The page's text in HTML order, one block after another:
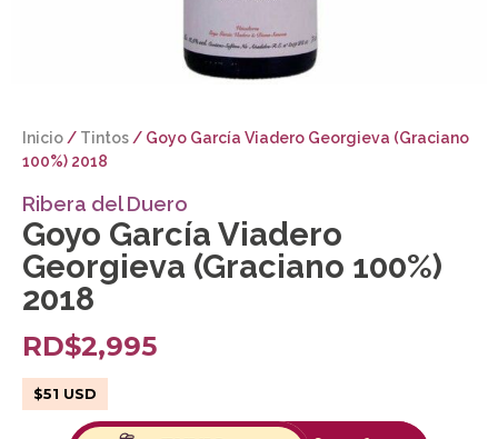
Inicio/ Tintos/ Goyo García Viadero Georgieva (Graciano
100%) 2018
Ribera del Duero
Goyo García Viadero
Georgieva (Graciano 100%)
2018
RD$2,995
$51 USD